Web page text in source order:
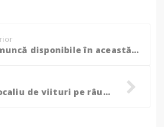
Locuri de muncă disponibile în această săptămână în județul Botoșani
INHGA: Cod portocaliu de viituri pe râul Prut până marţi la miezul nopţii